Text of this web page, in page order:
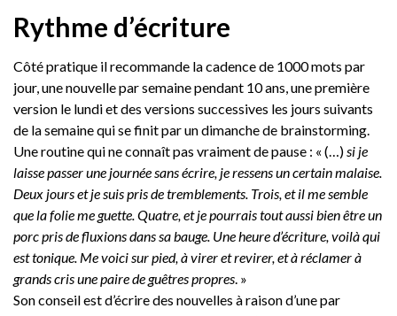
Rythme d’écriture
Côté pratique il recommande la cadence de 1000 mots par
jour, une nouvelle par semaine pendant 10 ans, une première
version le lundi et des versions successives les jours suivants
de la semaine qui se finit par un dimanche de brainstorming.
Une routine qui ne connaît pas vraiment de pause : « (…) si je
laisse passer une journée sans écrire, je ressens un certain malaise.
Deux jours et je suis pris de tremblements. Trois, et il me semble
que la folie me guette. Quatre, et je pourrais tout aussi bien être un
porc pris de fluxions dans sa bauge. Une heure d’écriture, voilà qui
est tonique. Me voici sur pied, à virer et revirer, et à réclamer à
grands cris une paire de guêtres propres . »
Son conseil est d’écrire des nouvelles à raison d’une par